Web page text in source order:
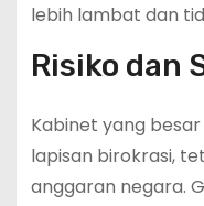
lebih lambat dan
Risiko dan
Kabinet yang
lapisan birokrasi,
anggaran negara.